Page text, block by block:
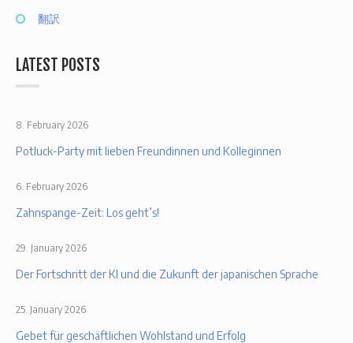
翻訳
LATEST POSTS
Potluck-Party mit lieben Freundinnen und Kolleginnen
8. February 2026
Zahnspange-Zeit: Los geht’s!
6. February 2026
Der Fortschritt der KI und die Zukunft der japanischen Sprache
29. January 2026
Gebet für geschäftlichen Wohlstand und Erfolg
25. January 2026